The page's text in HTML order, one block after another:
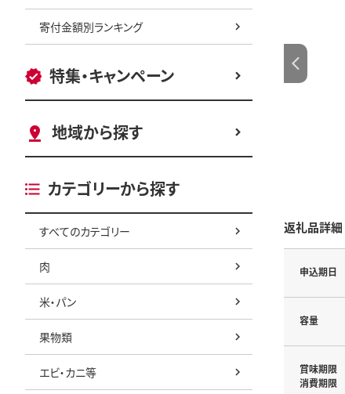
寄付金額別ランキング
特集・キャンペーン
地域から探す
カテゴリーから探す
すべてのカテゴリー
肉
米・パン
果物類
エビ・カニ等
返礼品詳細
申込期日
容量
賞味期限
消費期限